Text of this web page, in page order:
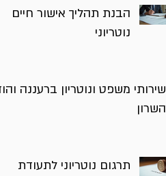
הבנת תהליך אישור חיים
נוטריוני
שירותי משפט ונוטריון ברעננה
השרון
תרגום נוטריוני לתעודת